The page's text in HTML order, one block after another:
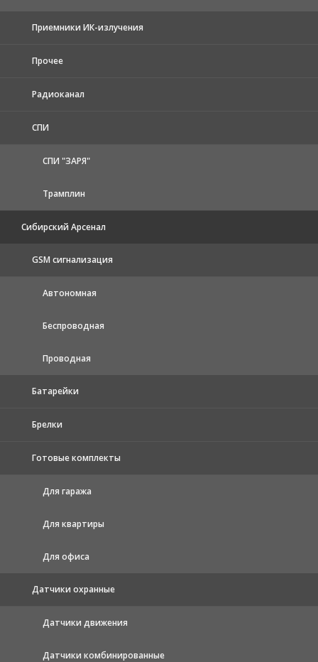
Приемники ИК-излучения
Прочее
Радиоканал
СПИ
СПИ "ЗАРЯ"
Трамплин
Сибирский Арсенал
GSM сигнализация
Автономная
Беспроводная
Проводная
Батарейки
Брелки
Готовые комплекты
Для гаража
Для квартиры
Для офиса
Датчики охранные
Датчики движения
Датчики комбинированные